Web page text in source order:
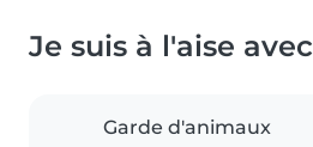
Je suis à l'aise avec
Garde d'animaux